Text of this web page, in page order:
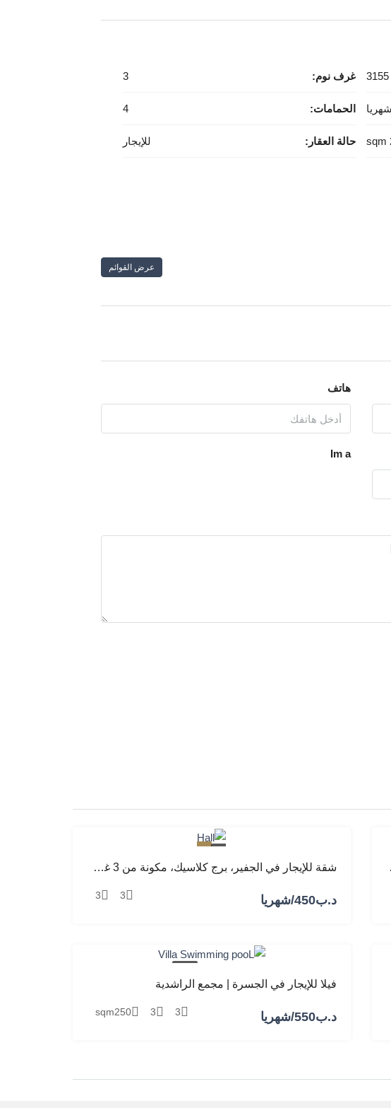
3155 غرف نوم: 3
الحمامات: 4
حالة العقار: للإيجار
عرض القوائم
هاتف
Im a
مميز
شقة للإيجار في الجفير، برج كلاسيك، مكونة من 3 غرف نوم، وصالة، ومطبخ
د.ب‎450/شهريا 3
3
فيلا للإيجار في الجسرة | مجمع الراشدية
د.ب‎550/شهريا 3
3
250
sqm